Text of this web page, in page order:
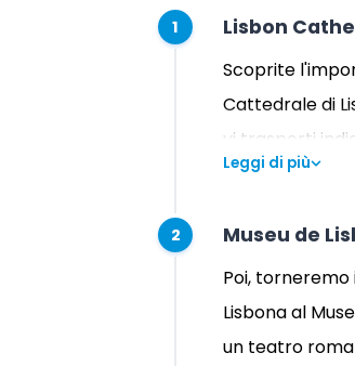
1 Lisbon
Scoprite
Cattedrale di
vi trasporti
Leggi di più
2 Museu de
Poi,
Lisbona al
un teatro